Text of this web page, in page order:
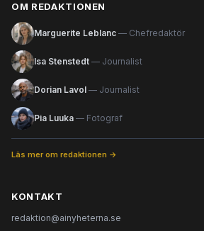
OM REDAKTIONEN
Marguerite Leblanc — Chefredaktör
Isa Stenstedt — Journalist
Dorian Lavol — Journalist
Pia Luuka — Fotograf
Läs mer om redaktionen →
KONTAKT
redaktion@ainyheterna.se